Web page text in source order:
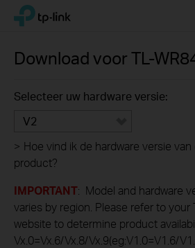
Click
navigation
TP-Link, Reliably Smart
Download voorTL-
Selecteer uw hardware versie:
V2
> Hoe vind ik de hardware versie
product?
IMPORTANT: Model and hardware
varies by region. Please refer to your
website to determine product
Vx.0=Vx.6/Vx.8/Vx.9(eg:V1.0=V1.6/